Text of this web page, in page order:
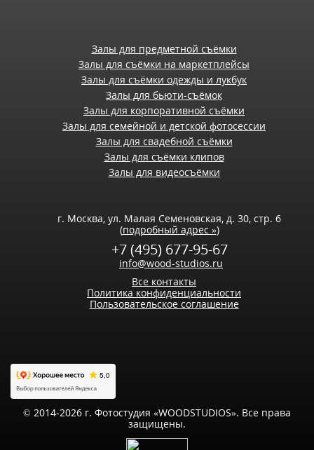
Залы для предметной съёмки
Залы для съёмки на маркетплейсы
Залы для съёмки одежды и лукбук
Залы для бьюти-съёмок
Залы для корпоративной съёмки
Залы для семейной и детской фотосессии
Залы для свадебной съёмки
Залы для съёмки клипов
Залы для видеосъёмки
г. Москва, ул. Малая Семеновская, д. 30, стр. 6
(подробный адрес »)
+7 (495) 677-95-67
info@wood-studios.ru
Все контакты
Политика конфиденциальности
Пользовательское соглашение
© 2014-2026 г. Фотостудия «WOODSTUDIOS». Все права
защищены.